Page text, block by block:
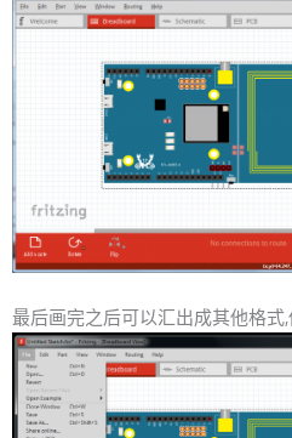
最后画完之后可以汇出成其他格式